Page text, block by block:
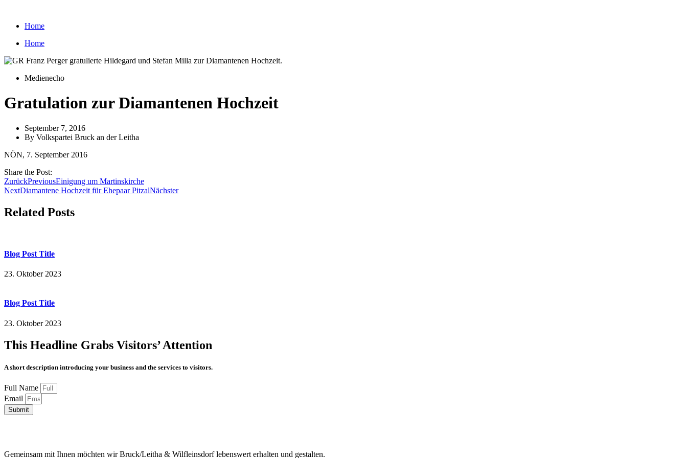
wechselnHome
Home
Medienecho
Gratulation zur Diamantenen Hochzeit
September 7, 2016
By Volkspartei Bruck an der Leitha
NÖN, 7. September 2016
Share the Post:
ZurückPreviousEinigung um Martinskirche
NextDiamantene Hochzeit für Ehepaar PitzalNächster
Related Posts
Blog Post Title
23. Oktober 2023
Blog Post Title
23. Oktober 2023
This Headline Grabs Visitors’ Attention
A short description introducing your business and the services to visitors.
Full Name
Email
Submit
Gemeinsam mit Ihnen möchten wir Bruck/Leitha & Wilfleinsdorf lebenswert erhalten und gestalten.